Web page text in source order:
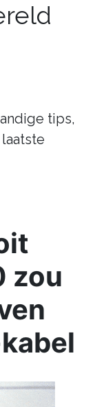
tips,
zou